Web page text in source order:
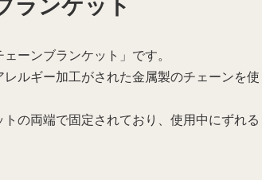
ランケット
ーンブランケット」です。
ルギー加工がされた金属製のチェーンを使
の両端で固定されており、使用中にずれる